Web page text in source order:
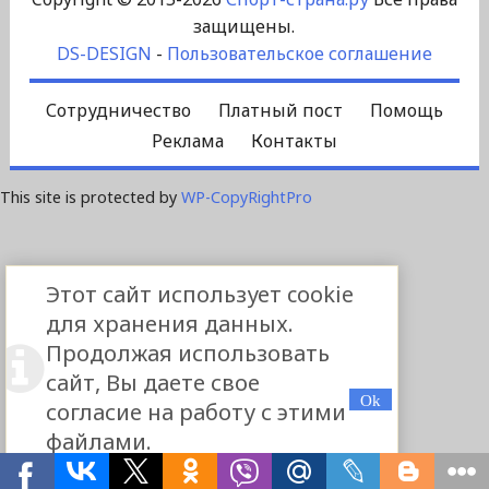
защищены.
DS-DESIGN - Пользовательское соглашение
Сотрудничество Платный пост
Помощь
Реклама
Контакты
This site is protected by WP-CopyRightPro
Этот сайт использует cookie
для хранения данных.
Продолжая использовать
сайт, Вы даете свое
согласие на работу с этими
файлами.